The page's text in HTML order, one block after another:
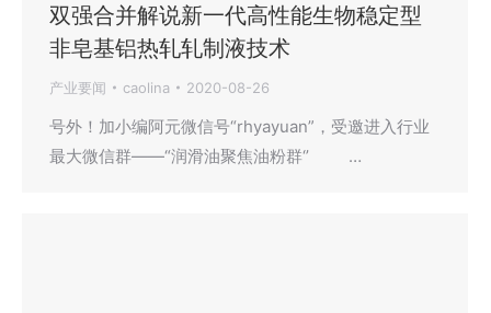
双强合并解说新一代高性能生物稳定型
非皂基铝热轧轧制液技术
产业要闻 caolina 2020-08-26
号外！加小编阿元微信号“rhyayuan”，受邀进入行业
最大微信群——“润滑油聚焦油粉群‘’ …